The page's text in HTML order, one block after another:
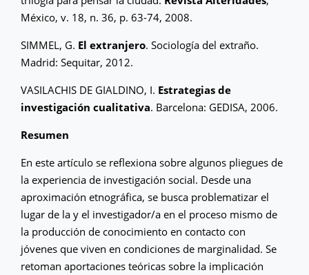
México, v. 18, n. 36, p. 63-74, 2008.
SIMMEL, G. El extranjero. Sociología del extraño.
Madrid: Sequitar, 2012.
VASILACHIS DE GIALDINO, I. Estrategias de
investigación cualitativa. Barcelona: GEDISA, 2006.
Resumen
En este artículo se reflexiona sobre algunos pliegues de
la experiencia de investigación social. Desde una
aproximación etnográfica, se busca problematizar el
lugar de la y el investigador/a en el proceso mismo de
la producción de conocimiento en contacto con
jóvenes que viven en condiciones de marginalidad. Se
retoman aportaciones teóricas sobre la implicación